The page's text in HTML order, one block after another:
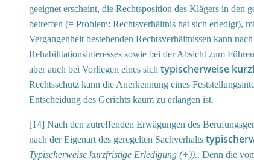
geeignet erscheint, die Rechtsposition des Klägers in den
betreffen (= Problem: Rechtsverhältnis hat sich erledigt),
Vergangenheit bestehenden Rechtsverhältnissen kann
Rehabilitationsinteresses sowie bei der Absicht zum
aber auch bei Vorliegen eines sich typischerweise
Rechtsschutz kann die Anerkennung eines
Entscheidung des Gerichts kaum zu erlangen ist.
[14] Nach den zutreffenden Erwägungen des
nach der Eigenart des geregelten Sachverhalts
Typischerweise kurzfristige Erledigung (+)).. Denn die